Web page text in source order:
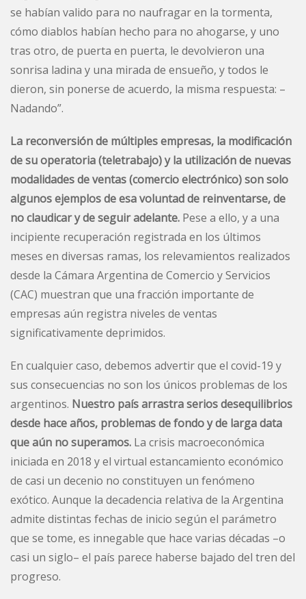
se habían valido para no naufragar en la tormenta,
cómo diablos habían hecho para no ahogarse, y uno
tras otro, de puerta en puerta, le devolvieron una
sonrisa ladina y una mirada de ensueño, y todos le
dieron, sin ponerse de acuerdo, la misma respuesta: –
Nadando”.
La reconversión de múltiples empresas, la modificación
de su operatoria (teletrabajo) y la utilización de nuevas
modalidades de ventas (comercio electrónico) son solo
algunos ejemplos de esa voluntad de reinventarse, de
no claudicar y de seguir adelante. Pese a ello, y a una
incipiente recuperación registrada en los últimos
meses en diversas ramas, los relevamientos realizados
desde la Cámara Argentina de Comercio y Servicios
(CAC) muestran que una fracción importante de
empresas aún registra niveles de ventas
significativamente deprimidos.
En cualquier caso, debemos advertir que el covid-19 y
sus consecuencias no son los únicos problemas de los
argentinos. Nuestro país arrastra serios desequilibrios
desde hace años, problemas de fondo y de larga data
que aún no superamos. La crisis macroeconómica
iniciada en 2018 y el virtual estancamiento económico
de casi un decenio no constituyen un fenómeno
exótico. Aunque la decadencia relativa de la Argentina
admite distintas fechas de inicio según el parámetro
que se tome, es innegable que hace varias décadas –o
casi un siglo– el país parece haberse bajado del tren del
progreso.